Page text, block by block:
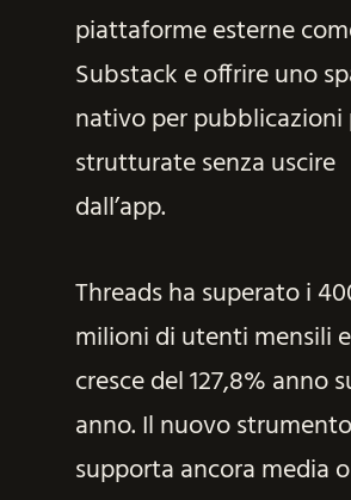
piattaforme esterne
Substack e offrire uno
nativo per pubblicazioni
strutturate senza uscire
dall’app.
Threads ha superato i
milioni di utenti mensili e
cresce del 127,8% anno
anno. Il nuovo
supporta ancora media